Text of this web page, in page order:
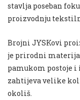
stavlja poseban
proizvodnju
Brojni JYSKovi
je prirodni
pamukom postoje
zahtijeva velike
okoliš.